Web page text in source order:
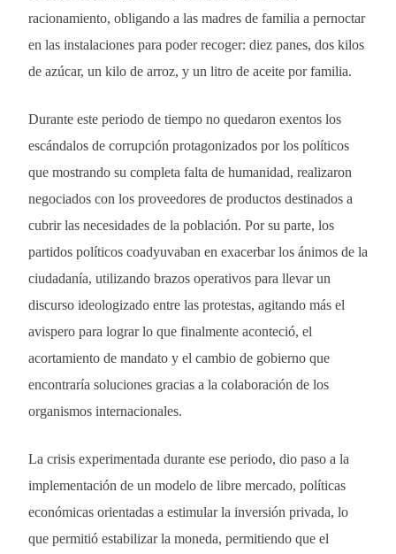
racionamiento, obligando a las madres de familia a pernoctar
en las instalaciones para poder recoger: diez panes, dos kilos
de azúcar, un kilo de arroz, y un litro de aceite por familia.
Durante este periodo de tiempo no quedaron exentos los
escándalos de corrupción protagonizados por los políticos
que mostrando su completa falta de humanidad, realizaron
negociados con los proveedores de productos destinados a
cubrir las necesidades de la población. Por su parte, los
partidos políticos coadyuvaban en exacerbar los ánimos de la
ciudadanía, utilizando brazos operativos para llevar un
discurso ideologizado entre las protestas, agitando más el
avispero para lograr lo que finalmente aconteció, el
acortamiento de mandato y el cambio de gobierno que
encontraría soluciones gracias a la colaboración de los
organismos internacionales.
La crisis experimentada durante ese periodo, dio paso a la
implementación de un modelo de libre mercado, políticas
económicas orientadas a estimular la inversión privada, lo
que permitió estabilizar la moneda, permitiendo que el